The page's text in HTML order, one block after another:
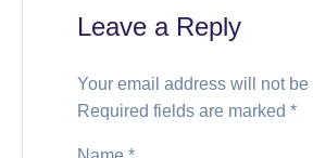
Leave a Reply
Your email address will not
Required fields are marked *